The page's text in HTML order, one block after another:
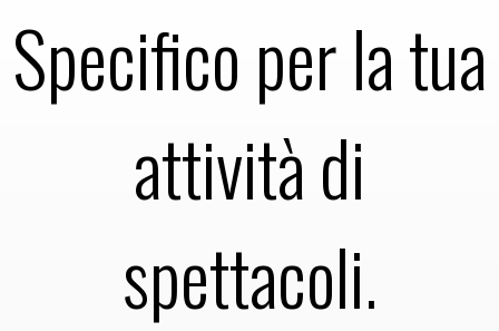
Specifico per la tua
attività di
spettacoli.